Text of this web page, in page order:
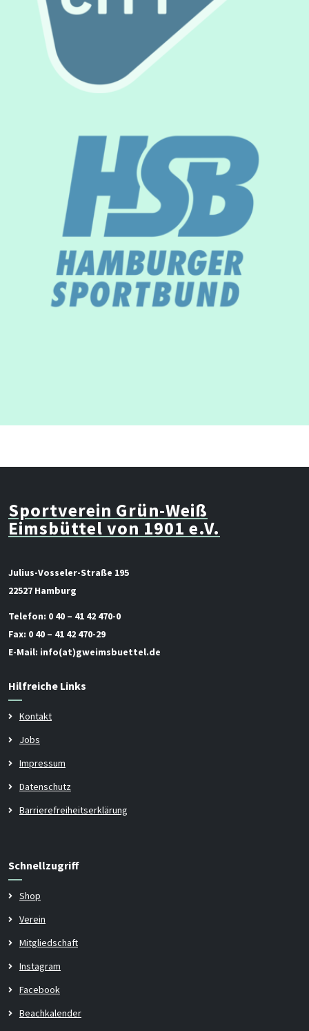
Sportverein Grün-Weiß
Eimsbüttel von 1901 e.V.
Julius-Vosseler-Straße 195
22527 Hamburg
Telefon: 0 40 – 41 42 470-0
Fax: 0 40 – 41 42 470-29
E-Mail: info(at)gweimsbuettel.de
Hilfreiche Links
Kontakt
Jobs
Impressum
Datenschutz
Barrierefreiheitserklärung
Schnellzugriff
Shop
Verein
Mitgliedschaft
Instagram
Facebook
Beachkalender